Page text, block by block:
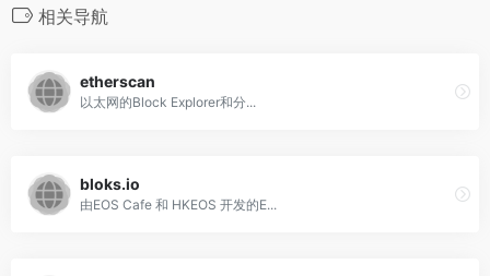
相关导航
etherscan
以太网的Block Explorer和分...
bloks.io
由EOS Cafe 和 HKEOS 开发的E...